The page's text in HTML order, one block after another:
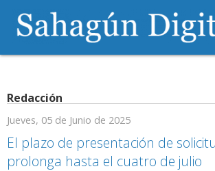
Redacción
Jueves, 05 de Junio de 2025
El plazo de presentación de
prolonga hasta el cuatro de julio